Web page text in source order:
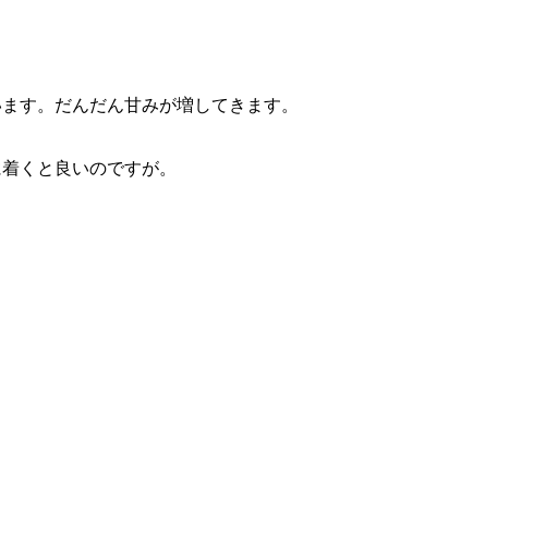
す。だんだん甘みが増してきます。
くと良いのですが。